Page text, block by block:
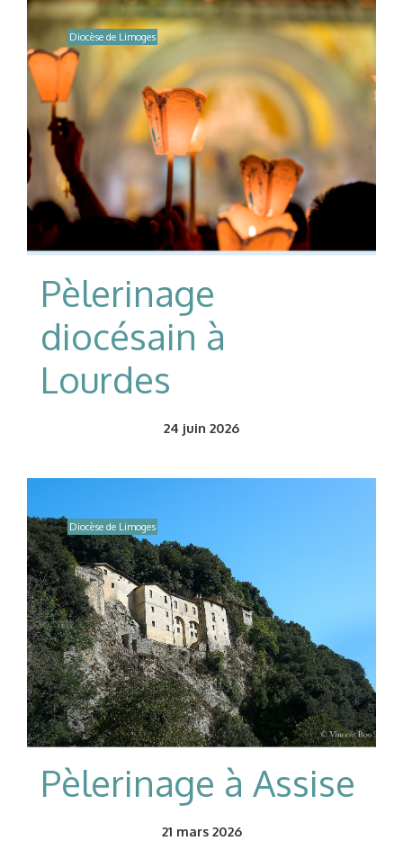
Diocèse de Limoges
Pèlerinage
diocésain à
Lourdes
24 juin 2026
Diocèse de Limoges
Pèlerinage à Assise
21 mars 2026